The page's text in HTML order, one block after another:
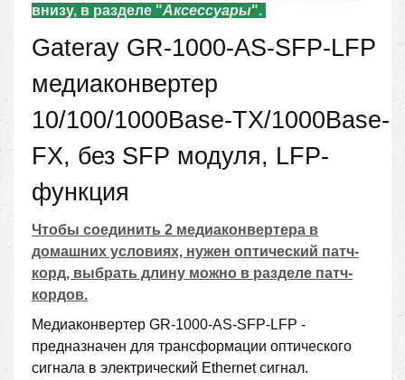
внизу, в разделе "Аксессуары".
Gateray GR-1000-AS-SFP-LFP
медиаконвертер
10/100/1000Base-TX/1000Base-
FX, без SFP модуля, LFP-
функция
Чтобы соединить 2 медиаконвертера в
домашних условиях, нужен оптический патч-
корд, выбрать длину можно в разделе патч-
кордов.
Медиаконвертер GR-1000-AS-SFP-LFP -
предназначен для трансформации оптического
сигнала в электрический Ethernet сигнал.